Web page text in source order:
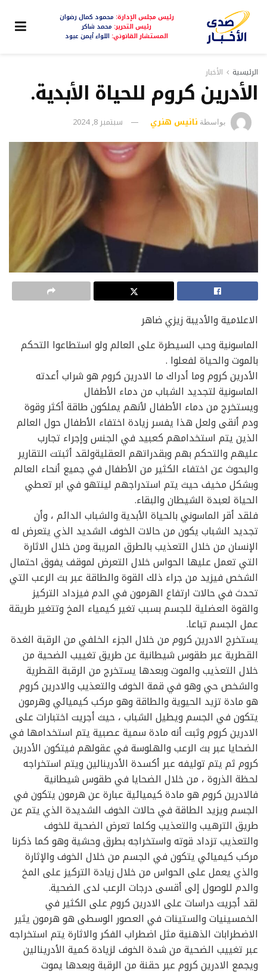
رئيس مجلس الإدارة: محمود كمال رضوان
رئيس التحرير: محمد شاكر
المستشار القانوني: اللواء أيمن عبود
الرئيسية الأخبار
الأدرين كروم للحياة الأبدية.
بواسطة نانيس هنري سبتمبر 8, 2024
الاعلامية والأديبة زيزي ضاهر
الماسونية وحب السيطرة على العالم ولو استطاعوا التحكم
بالموت والحياة لفعلوا .
الأدرين كروم وما أدراك ما الادرين كروم هو شراب أعدته
الماسونية لتجديد الشباب من دماء الأطفال
ويستخرج من دماء الأطفال لأنهم يملكون طاقة أكثر وقوة
ودم أنقى ولعل هذا يفسر زيادة اختفاء الأطفال حول العالم
الذين يتم استخدامهم كعبيد في الجنس وإجراء تجارب
عليهم والتحكم بهم وبقدراتهم العقليةولقد أثبتت التقارير
والبحوث عن اختفاء الكثير من الأطفال في جميع أنحاء العالم
وبشكل مخيف حيث يتم استدراجهم لينتهو في ابر تعطي
الحياة لعبدة الشيطان والبقاء.
فلقد أقر الماسوني بالحياة الأبدية والشباب الدائم ، وأن
تجديد الشباب يكون من حالات الخوف الشديد الذي يتعرض له
الإنسان من خلال التعذيب بالطرق المريبة ومن خلال الاثارة
التي تعمل عليها الحواس خلال التعرض لموقف يفوق احتمال
الشخص فيزيد من جراء ذلك القوة والطاقة عبر بث الرعب التي
تحدث في حالات ارتفاع الهرمون في الدم فيزداد التركيز
والقوة العضلية للجسم بسبب تغير كيمياء المخ وتتغير طريقة
عمل الجسم تباعا.
يستخرج الادرين كروم من خلال الجزء الخلفي من الرقبة الغدة
القطرية عبر طقوس شيطانية عن طريق تغييب الضحية من
خلال التعذيب والموت وبعدها يستخرج من الرقبة القطرية
والشخص حي وهو في قمة الخوف والتعذيب والادرين كروم
هو مادة تزيد الحيوية والطاقة وهو مركب كيميائي وهرمون
يتكون في الجسم ويطيل الشباب ، حيث أجريت اختبارات على
الادرين كروم وثبت أنه مادة سمية عصبية يتم استخدامها في
الضحايا عبر بث الرعب والهلوسة في عقولهم فيتكون الأدرين
كروم ثم يتم توليفه عبر أكسدة الأدرينالين ويتم استخراجه
لحظة الذروة ، من خلال الضحايا في طقوس شيطانية
فالادرين كروم هو مادة كيميائية عبارة عن هرمون يتكون في
الجسم ويزيد الطاقة في حالات الخوف الشديدة الذي يتم عن
طريق الترهيب والتعذيب وكلما تعرض الضحية للخوف
والتعذيب تزداد قوته واستخراجه بطرق وحشية وهو كما ذكرنا
مركب كيميائي يتكون في الجسم من خلال الخوف والإثارة
والذي يعمل على الحواس من خلال زيادة التركيز على المخ
والدم للوصول إلى أقسى درجات الرعب لدى الضحية.
لقد أجريت دراسات على الادرين كروم على الكثير في
الخمسينيات والستينات في العصور الوسطى هو هرمون يثير
الاضطرابات الذهنية مثل اضطراب الفكر والاثارة يتم استخراجه
عبر تغييب الضحية من شدة الخوف لزيادة كمية الأدرينالين
ويجمع الادرين كروم عبر حقنة من الرقبة وبعدها يموت